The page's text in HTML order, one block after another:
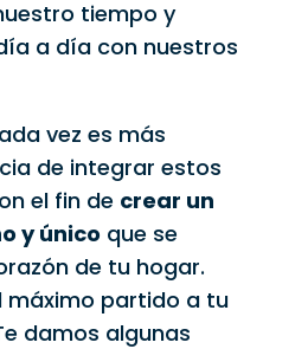
tiempo y
a día con nuestros
vez es más
de integrar estos
el fin de crear un
y único que se
de tu hogar.
máximo partido a tu
damos algunas